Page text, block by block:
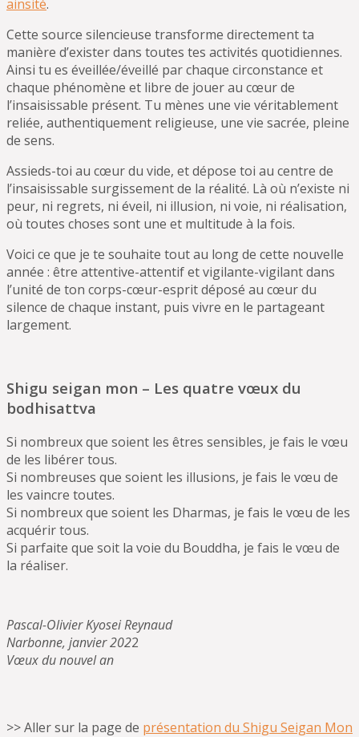
ainsité.
Cette source silencieuse transforme directement ta
manière d’exister dans toutes tes activités quotidiennes.
Ainsi tu es éveillée/éveillé par chaque circonstance et
chaque phénomène et libre de jouer au cœur de
l’insaisissable présent. Tu mènes une vie véritablement
reliée, authentiquement religieuse, une vie sacrée, pleine
de sens.
Assieds-toi au cœur du vide, et dépose toi au centre de
l’insaisissable surgissement de la réalité. Là où n’existe ni
peur, ni regrets, ni éveil, ni illusion, ni voie, ni réalisation,
où toutes choses sont une et multitude à la fois.
Voici ce que je te souhaite tout au long de cette nouvelle
année : être attentive-attentif et vigilante-vigilant dans
l’unité de ton corps-cœur-esprit déposé au cœur du
silence de chaque instant, puis vivre en le partageant
largement.
Shigu seigan mon – Les quatre vœux du
bodhisattva
Si nombreux que soient les êtres sensibles, je fais le vœu
de les libérer tous.
Si nombreuses que soient les illusions, je fais le vœu de
les vaincre toutes.
Si nombreux que soient les Dharmas, je fais le vœu de les
acquérir tous.
Si parfaite que soit la voie du Bouddha, je fais le vœu de
la réaliser.
Pascal-Olivier Kyosei Reynaud
Narbonne, janvier 2022
Vœux du nouvel an
>> Aller sur la page de présentation du Shigu Seigan Mon